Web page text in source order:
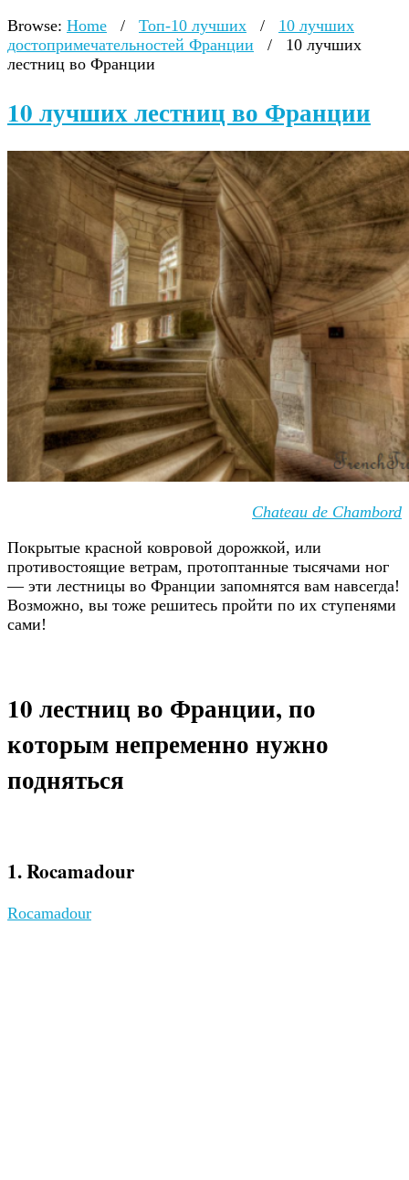
Browse: Home / Топ-10 лучших /
10 лучших
достопримечательностей Франции
/
10 лучших
лестниц во Франции
10 лучших лестниц во Франции
Chateau de Chambord
Покрытые красной ковровой дорожкой, или
противостоящие ветрам, протоптанные тысячами ног
— эти лестницы во Франции запомнятся вам навсегда!
Возможно, вы тоже решитесь пройти по их ступенями
сами!
10 лестниц во Франции, по
которым непременно нужно
подняться
1. Rocamadour
Rocamadour